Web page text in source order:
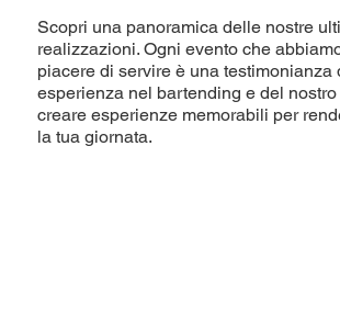
Scopri una panoramica delle nostre
realizzazioni. Ogni evento che
piacere di servire è una testimonianza
esperienza nel bartending e del
creare esperienze memorabili per
la tua giornata.